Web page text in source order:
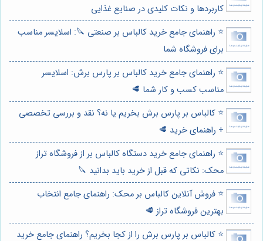
کاربردها و نکات کلیدی در صنایع غذایی
⭐️ راهنمای جامع خرید کالباس بر صنعتی 🔪: اسلایسر مناسب
برای فروشگاه شما
⭐️ راهنمای جامع خرید کالباس بر پارس برش: اسلایسر
مناسب کسب و کار شما 🥩
⭐️ کالباس بر پارس برش بخریم یا نه؟ نقد و بررسی تخصصی
+ راهنمای خرید 🥩
⭐️ راهنمای جامع خرید دستگاه کالباس بر از فروشگاه تراز
محک: نکاتی که قبل از خرید باید بدانید 🔪
⭐️ فروش آنلاین کالباس بر محک: راهنمای جامع انتخاب
بهترین فروشگاه تراز 🥩
⭐️ کالباس بر پارس برش را از کجا بخریم؟ راهنمای جامع خرید